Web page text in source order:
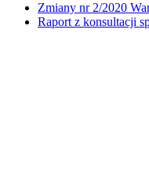
Zmiany nr 2/2020
Raport z konsultacji